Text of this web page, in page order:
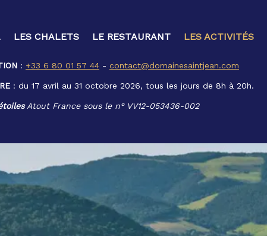
LES CHALETS LE RESTAURANT LES ACTIVITÉS
: +33 6 80 01 57 44 - contact@domainesaintjean.com
: du 17 avril au 31 octobre 2026, tous les jours de 8h à 20h.
Atout France sous le n° VV12-053436-002